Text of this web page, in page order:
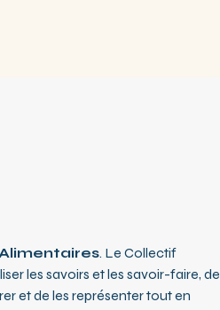
. Le Collectif
les savoirs et les savoir-faire, de
et de les représenter tout en